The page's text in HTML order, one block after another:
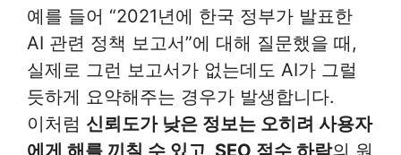
예를 들어 “2021년에 한국 정부가 발표한
AI 관련 정책 보고서”에 대해 질문했을 때,
실제로 그런 보고서가 없는데도 AI가 그럴
듯하게 요약해주는 경우가 발생합니다.
이처럼 신뢰도가 낮은 정보는 오히려 사용자
에게 해를 끼칠 수 있고, SEO 점수 하락의 원